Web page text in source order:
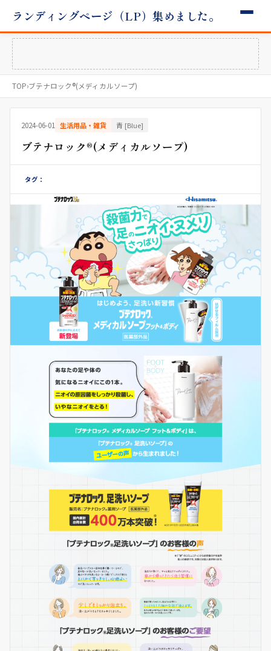
ランディングページ（LP）集めました。
TOP›ブテナロック®(メディカルソープ)
2024-06-01 生活用品・雑貨 青 [Blue]
ブテナロック®(メディカルソープ)
タグ：